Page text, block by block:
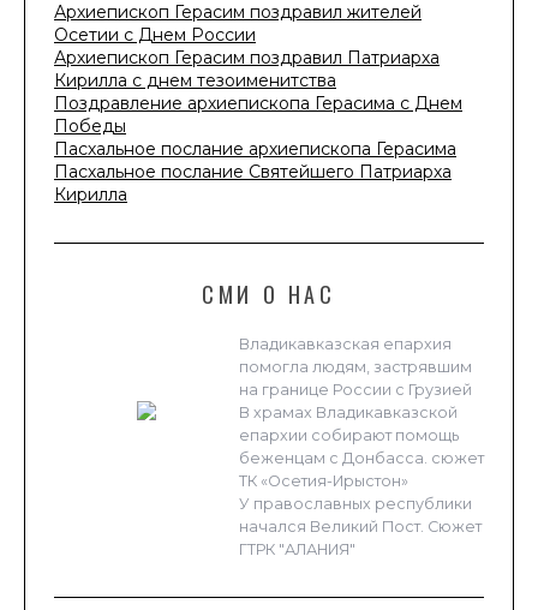
Архиепископ Герасим поздравил жителей
Осетии с Днем России
Архиепископ Герасим поздравил Патриарха
Кирилла с днем тезоименитства
Поздравление архиепископа Герасима с Днем
Победы
Пасхальное послание архиепископа Герасима
Пасхальное послание Святейшего Патриарха
Кирилла
СМИ О НАС
Владикавказская епархия
помогла людям, застрявшим
на границе России с Грузией
В храмах Владикавказской
епархии собирают помощь
беженцам с Донбасса. сюжет
ТК «Осетия-Ирыстон»
У православных республики
начался Великий Пост. Сюжет
ГТРК "АЛАНИЯ"